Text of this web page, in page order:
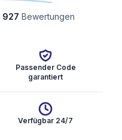
927 Bewertungen
Passender Code
garantiert
Verfügbar 24/7